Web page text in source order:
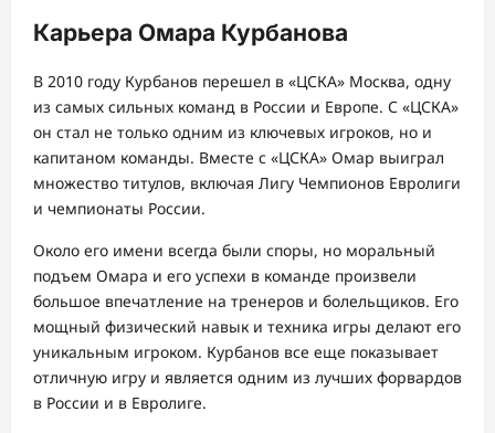
Карьера Омара Курбанова
В 2010 году Курбанов перешел в «ЦСКА» Москва, одну
из самых сильных команд в России и Европе. С «ЦСКА»
он стал не только одним из ключевых игроков, но и
капитаном команды. Вместе с «ЦСКА» Омар выиграл
множество титулов, включая Лигу Чемпионов Евролиги
и чемпионаты России.
Около его имени всегда были споры, но моральный
подъем Омара и его успехи в команде произвели
большое впечатление на тренеров и болельщиков. Его
мощный физический навык и техника игры делают его
уникальным игроком. Курбанов все еще показывает
отличную игру и является одним из лучших форвардов
в России и в Евролиге.